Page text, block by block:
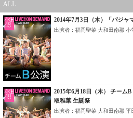
ALL
2014年7月3日（木）「パジャ
出演者：福岡聖菜 大和田南那 小
2015年6月18日（木） チーム
取稚菜 生誕祭
出演者：福岡聖菜 大和田南那 平